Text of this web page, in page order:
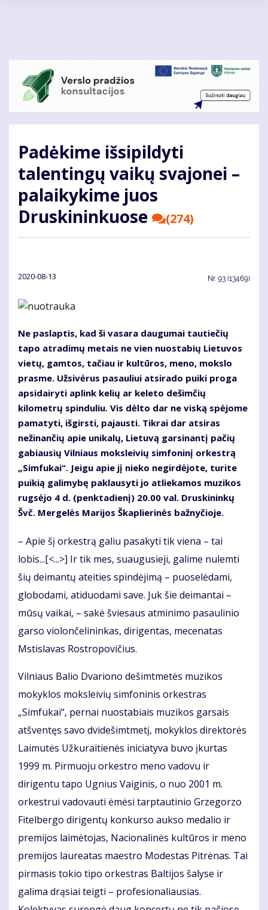
Padėkime išsipildyti
talentingų vaikų svajonei –
palaikykime juos
Druskininkuose
(274)
2020-08-13 Nr. 93 (13469)
Ne paslaptis, kad ši vasara daugumai tautiečių
tapo atradimų metais ne vien nuostabių Lietuvos
vietų, gamtos, tačiau ir kultūros, meno, mokslo
prasme. Užsivėrus pasauliui atsirado puiki proga
apsidairyti aplink kelių ar keleto dešimčių
kilometrų spinduliu. Vis dėlto dar ne viską spėjome
pamatyti, išgirsti, pajausti. Tikrai dar atsiras
nežinančių apie unikalų, Lietuvą garsinantį pačių
gabiausių Vilniaus moksleivių simfoninį orkestrą
„Simfukai“. Jeigu apie jį nieko negirdėjote, turite
puikią galimybę paklausyti jo atliekamos muzikos
rugsėjo 4 d. (penktadienį) 20.00 val. Druskininkų
Švč. Mergelės Marijos Škaplierinės bažnyčioje.
– Apie šį orkestrą galiu pasakyti tik viena – tai
lobis...[<...>] Ir tik mes, suaugusieji, galime nulemti
šių deimantų ateities spindėjimą – puoselėdami,
globodami, atiduodami save. Juk šie deimantai –
mūsų vaikai, – sakė šviesaus atminimo pasaulinio
garso violončelininkas, dirigentas, mecenatas
Mstislavas Rostropovičius.
Vilniaus Balio Dvariono dešimtmetės muzikos
mokyklos moksleivių simfoninis orkestras
„Simfukai“, pernai nuostabiais muzikos garsais
atšventęs savo dvidešimtmetį, mokyklos direktorės
Laimutės Užkuraitienės iniciatyva buvo įkurtas
1999 m. Pirmuoju orkestro meno vadovu ir
dirigentu tapo Ugnius Vaiginis, o nuo 2001 m.
orkestrui vadovauti ėmėsi tarptautinio Grzegorzo
Fitelbergo dirigentų konkurso aukso medalio ir
premijos laimėtojas, Nacionalinės kultūros ir meno
premijos laureatas maestro Modestas Pitrėnas. Tai
pirmasis tokio tipo orkestras Baltijos šalyse ir
galima drąsiai teigti – profesionaliausias.